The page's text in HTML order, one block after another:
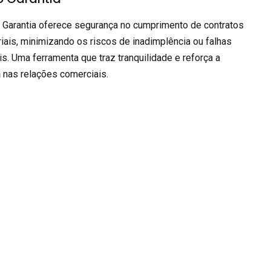
Garantia oferece segurança no cumprimento de contratos
minimizando os riscos de inadimplência ou falhas
Uma ferramenta que traz tranquilidade e reforça a
nas relações comerciais.